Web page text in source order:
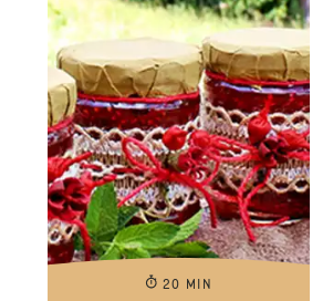
20 MIN